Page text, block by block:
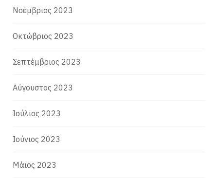
Νοέμβριος 2023
Οκτώβριος 2023
Σεπτέμβριος 2023
Αύγουστος 2023
Ιούλιος 2023
Ιούνιος 2023
Μάιος 2023